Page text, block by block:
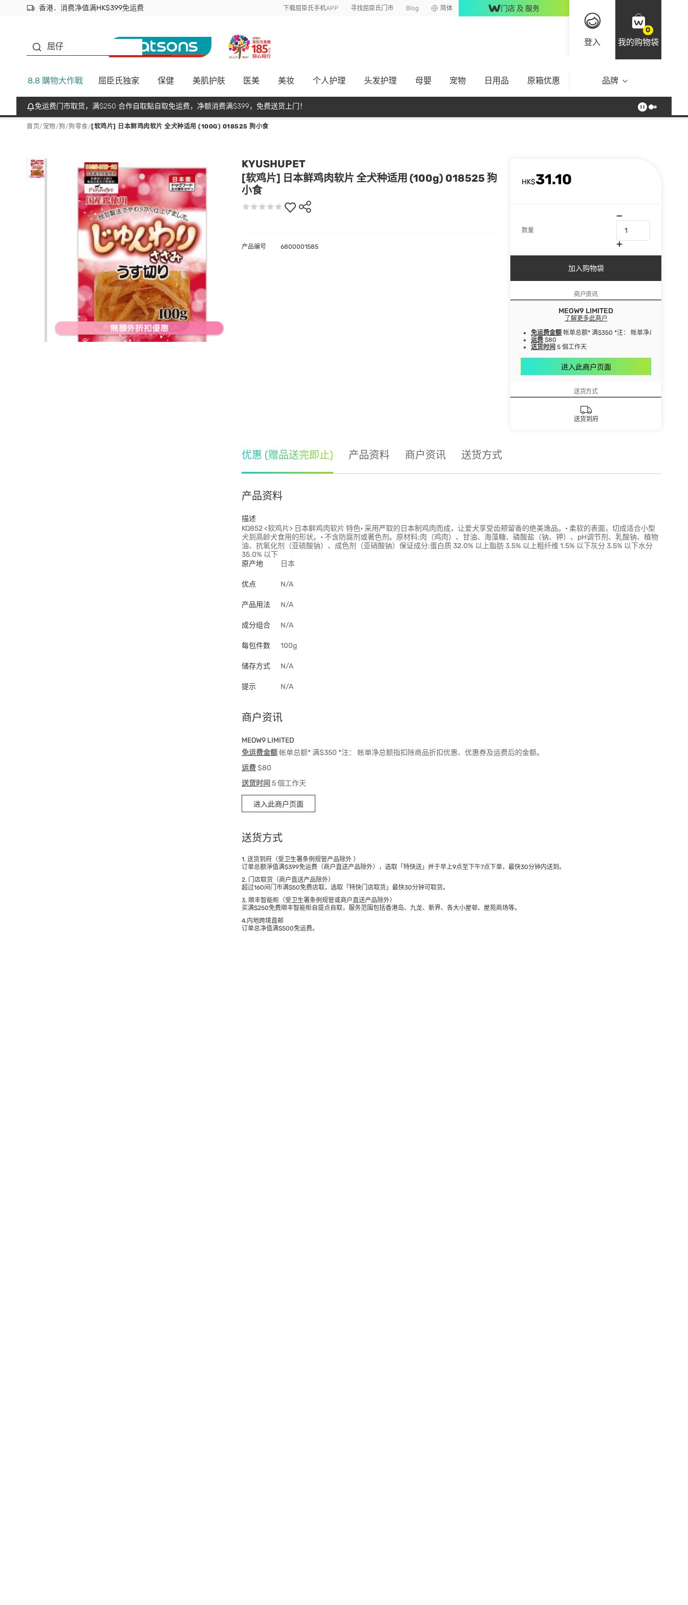
香港．消费净值满HK$399免运费
立即成为易赏钱会员尽享独家优惠
首次APP下单买满$450 输入 NEWAPP 即减$50 下载屈臣氏手机APP 寻找屈臣氏门市 Blog 简体 门店 及 服务
登入
0
我的购物袋
屈仔
8.8 購物大作戰 屈臣氏独家 保健 美肌护肤 医美 美妆 个人护理 头发护理 母嬰 宠物 日用品 原箱优惠 品牌
免运费门市取货，满$250 合作自取點自取免运费，净额消费满$399，免费送货上门！
首页/ 宠物/狗/狗零食/ [软鸡片] 日本鲜鸡肉软片 全犬种适用 (100G) 018525 狗小食
KYUSHUPET
[软鸡片] 日本鲜鸡肉软片 全犬种适用 (100g) 018525 狗
小食
HK$31.10
数量
加入购物袋
商户资讯
MEOW9 LIMITED
了解更多此商户
免运费金额 帐单总额* 满$350 *注： 帐单净总额指扣除
运费 $80
送货时间 5 個工作天
进入此商户页面
送货方式
送货到府
产品编号 6800001585
优惠 (赠品送完即止) 产品资料 商户资讯 送货方式
产品资料
描述
KQ852 <软鸡片> 日本鲜鸡肉软片 特色• 采用严取的日本制鸡肉而成，让爱犬享受齿颊留香的绝美逸品。• 柔软的表面，切成适合小型
犬到高龄犬食用的形状。• 不含防腐剂或著色剂。原材料:肉（鸡肉）、甘油、海藻糖、磷酸盐（钠、钾）、pH调节剂、乳酸钠、植物
油、抗氧化剂（亚硫酸钠）、成色剂（亚硝酸钠）保证成分:蛋白质 32.0% 以上脂肪 3.5% 以上粗纤维 1.5% 以下灰分 3.5% 以下水分
35.0% 以下
原产地
日本
优点 N/A
产品用法 N/A
成分组合 N/A
每包件数 100g
储存方式 N/A
提示 N/A
商户资讯
MEOW9 LIMITED
免运费金额帐单总额* 满$350 *注： 帐单净总额指扣除商品折扣优惠、优惠券及运费后的金额。
运费$80
送货时间 5 個工作天
进入此商户页面
送货方式
1. 送货到府（受卫生署条例规管产品除外 ）
订单总额淨值满$399免运费（商户直送产品除外），选取「特快送」并于早上9点至下午7点下单，最快30分钟内送到​。
2. 门店取货（商户直送产品除外）
超过160间门市满$50免费店取，选取「特快门店取货」最快30分钟可取货。
3. 顺丰智能柜（受卫生署条例规管或商户直送产品除外）
买满$250免费顺丰智能柜自提点自取，服务范围包括香港岛、九龙、新界、各大小屋邨、屋苑商场等。
4.内地跨境直邮
订单总净值满$500免运费。